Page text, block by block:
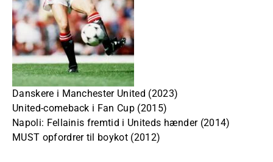
Danskere i Manchester United (2023)
United-comeback i Fan Cup (2015)
Napoli: Fellainis fremtid i Uniteds hænder (2014)
MUST opfordrer til boykot (2012)